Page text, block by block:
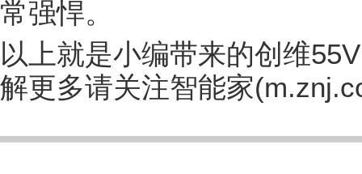
常强悍。
以上就是小编带来的创维
解更多请关注智能家